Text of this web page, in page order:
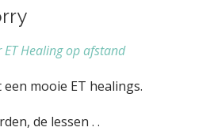
ET Healing op afstand
een mooie ET healings.
de lessen . .